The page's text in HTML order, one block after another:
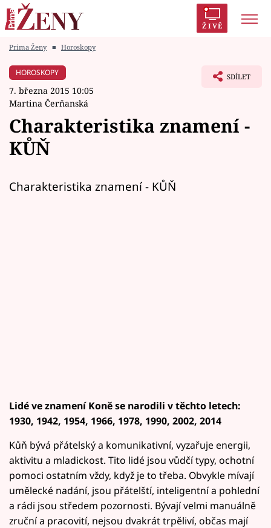
ŽIVĚ
Módní alarm
Témata
Celebrity
Přihlášení
Sledujte nás
Prima Ženy ■ Horoskopy
HOROSKOPY
7. března 2015 10:05
Martina Čerňanská
SDÍLET
Charakteristika znamení -
KŮŇ
Charakteristika znamení - KŮŇ
Lidé ve znamení Koně se narodili v těchto letech:
1930, 1942, 1954, 1966, 1978, 1990, 2002, 2014
Kůň bývá přátelský a komunikativní, vyzařuje energii,
aktivitu a mladickost. Tito lidé jsou vůdčí typy, ochotní
pomoci ostatním vždy, když je to třeba. Obvykle mívají
umělecké nadání, jsou přátelští, inteligentní a pohlední
a rádi jsou středem pozornosti. Bývají velmi manuálně
zruční a pracovití, nejsou dvakrát trpěliví, občas mají